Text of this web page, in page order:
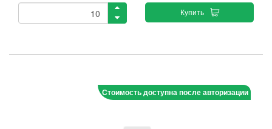
Купить
Стоимость доступна после авторизации